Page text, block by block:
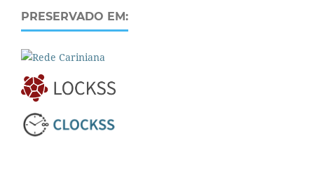
PRESERVADO EM: